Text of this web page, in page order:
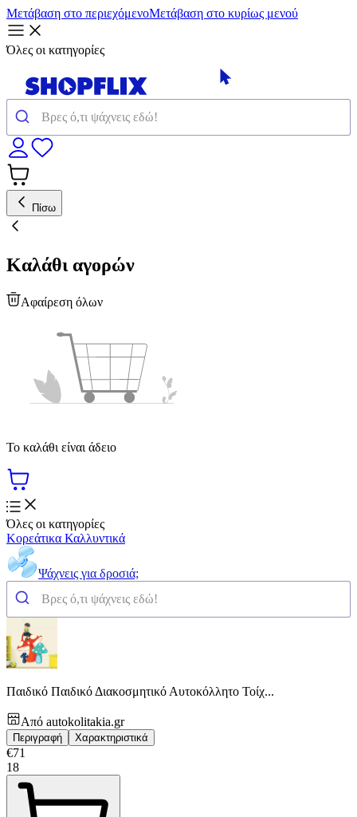
Μετάβαση στο περιεχόμενοΜετάβαση στο κυρίως μενού
Όλες οι κατηγορίες
Πίσω
Καλάθι αγορών
Αφαίρεση όλων
Το καλάθι είναι άδειο
Όλες οι κατηγορίες
Κορεάτικα Καλλυντικά
Ψάχνεις για δροσιά;
Παιδικό Παιδικό Διακοσμητικό Αυτοκόλλητο Τοίχ...
Από autokolitakia.gr
Περιγραφή Χαρακτηριστικά
€71
18